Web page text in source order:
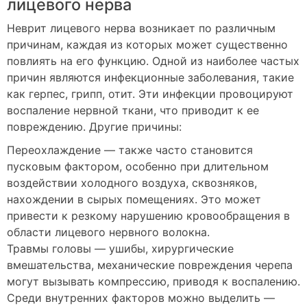
лицевого нерва
Неврит лицевого нерва возникает по различным
причинам, каждая из которых может существенно
повлиять на его функцию. Одной из наиболее частых
причин являются инфекционные заболевания, такие
как герпес, грипп, отит. Эти инфекции провоцируют
воспаление нервной ткани, что приводит к ее
повреждению. Другие причины:
Переохлаждение — также часто становится
пусковым фактором, особенно при длительном
воздействии холодного воздуха, сквозняков,
нахождении в сырых помещениях. Это может
привести к резкому нарушению кровообращения в
области лицевого нервного волокна.
Травмы головы — ушибы, хирургические
вмешательства, механические повреждения черепа
могут вызывать компрессию, приводя к воспалению.
Среди внутренних факторов можно выделить —